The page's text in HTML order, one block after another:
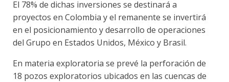
El 78% de dichas inversiones se destinará a
proyectos en Colombia y el remanente se invertirá
en el posicionamiento y desarrollo de operaciones
del Grupo en Estados Unidos, México y Brasil.
En materia exploratoria se prevé la perforación de
18 pozos exploratorios ubicados en las cuencas de